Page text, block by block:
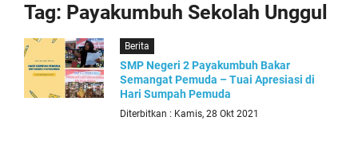
Tag: Payakumbuh Sekolah Unggul
Berita
SMP Negeri 2 Payakumbuh Bakar
Semangat Pemuda – Tuai Apresiasi di
Hari Sumpah Pemuda
Diterbitkan : Kamis, 28 Okt 2021